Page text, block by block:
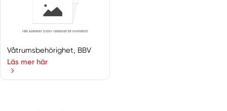
Våtrumsbehörighet, BBV
Läs mer här